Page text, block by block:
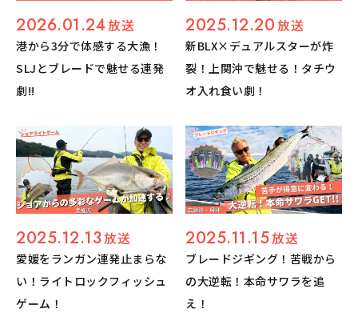
2026.01.24放送
港から3分で体感する大漁！
SLJとブレードで魅せる連発
劇!!
2025.12.20放送
新BLX×デュアルスターが炸
裂！上関沖で魅せる！タチウ
オ入れ食い劇！
2025.12.13放送
愛媛をランガン連発止まらな
い！ライトロックフィッシュ
ゲーム！
2025.11.15放送
ブレードジギング！苦戦から
の大逆転！本命サワラを追
え！